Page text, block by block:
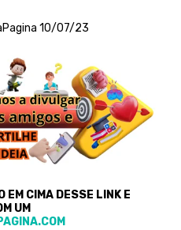
10/07/23
EM CIMA DESSE LINK E
UM